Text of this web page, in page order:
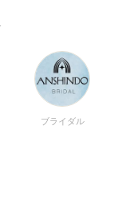
ブライダル